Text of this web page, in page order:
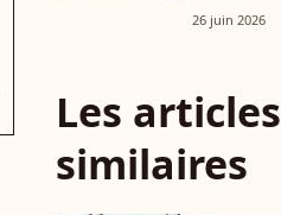
même
26 juin 2026
Les articles
similaires